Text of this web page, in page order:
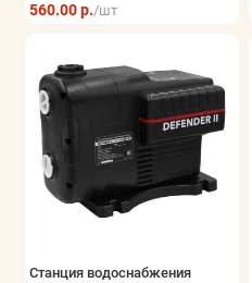
560.00 р./шт
Станция водоснабжения